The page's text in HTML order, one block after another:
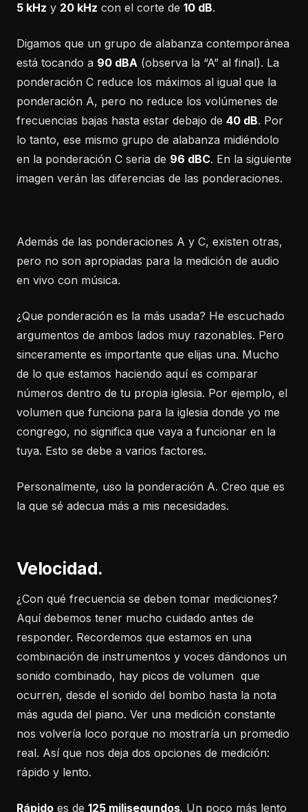
5 kHz y 20 kHz con el corte de 10 dB.
Digamos que un grupo de alabanza contemporánea
está tocando a 90 dBA (observa la “A” al final). La
ponderación C reduce los máximos al igual que la
ponderación A, pero no reduce los volúmenes de
frecuencias bajas hasta estar debajo de 40 dB. Por
lo tanto, ese mismo grupo de alabanza midiéndolo
en la ponderación C seria de 96 dBC. En la siguiente
imagen verán las diferencias de las ponderaciones.
Además de las ponderaciones A y C, existen otras,
pero no son apropiadas para la medición de audio
en vivo con música.
¿Que ponderación es la más usada? He escuchado
argumentos de ambos lados muy razonables. Pero
sinceramente es importante que elijas una. Mucho
de lo que estamos haciendo aquí es comparar
números dentro de tu propia iglesia. Por ejemplo, el
volumen que funciona para la iglesia donde yo me
congrego, no significa que vaya a funcionar en la
tuya. Esto se debe a varios factores.
Personalmente, uso la ponderación A. Creo que es
la que sé adecua más a mis necesidades.
Velocidad.
¿Con qué frecuencia se deben tomar mediciones?
Aquí debemos tener mucho cuidado antes de
responder. Recordemos que estamos en una
combinación de instrumentos y voces dándonos un
sonido combinado, hay picos de volumen que
ocurren, desde el sonido del bombo hasta la nota
más aguda del piano. Ver una medición constante
nos volvería loco porque no mostraría un promedio
real. Así que nos deja dos opciones de medición:
rápido y lento.
Rápido es de 125 milisegundos. Un poco más lento